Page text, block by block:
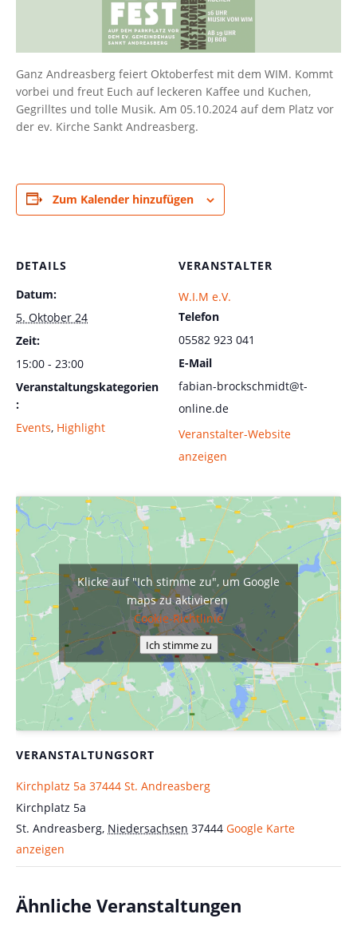
Ganz Andreasberg feiert Oktoberfest mit dem WIM. Kommt
vorbei und freut Euch auf leckeren Kaffee und Kuchen,
Gegrilltes und tolle Musik. Am 05.10.2024 auf dem Platz vor
der ev. Kirche Sankt Andreasberg.
Zum Kalender hinzufügen
DETAILS
Datum:
5. Oktober 24
Zeit:
15:00 - 23:00
Veranstaltungskategorien
:
Events, Highlight
VERANSTALTER
W.I.M e.V.
Telefon
05582 923 041
E-Mail
fabian-brockschmidt@t-
online.de
Veranstalter-Website
anzeigen
VERANSTALTUNGSORT
Kirchplatz 5a 37444 St. Andreasberg
Kirchplatz 5a
St. Andreasberg, Niedersachsen 37444 Google Karte
anzeigen
Klicke auf "Ich stimme zu", um Google
maps zu aktivieren
Cookie-Richtlinie
Ich stimme zu
Ähnliche Veranstaltungen